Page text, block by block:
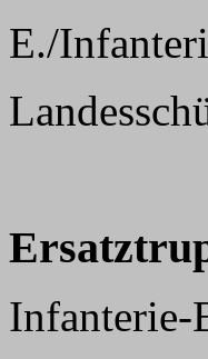
E./
Infanterie-